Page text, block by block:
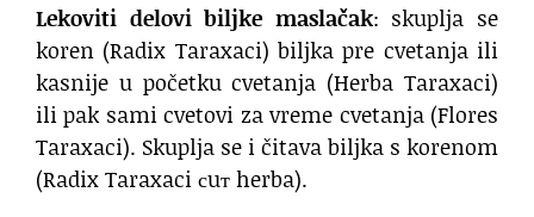
Lekoviti delovi biljke maslačak: skuplja se
koren (Radix Taraxaci) biljka pre cvetanja ili
kasnije u početku cvetanja (Herba Taraxaci)
ili pak sami cvetovi za vreme cvetanja (Flores
Taraxaci). Skuplja se i čitava biljka s korenom
(Radix Taraxaci сuт herba).